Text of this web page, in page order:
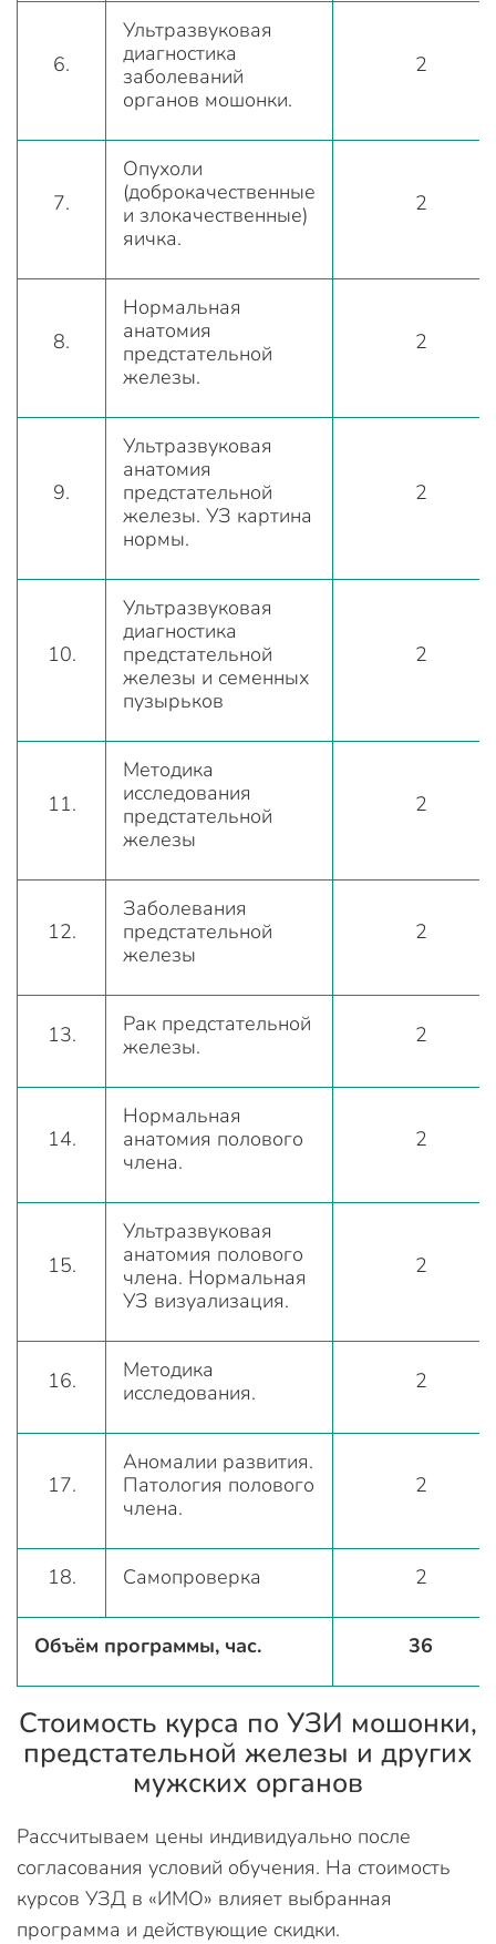
6.
Ультразвуковая
диагностика
заболеваний
органов мошонки.
2
7.
Опухоли
(доброкачественные
и злокачественные)
яичка.
2
8.
Нормальная
анатомия
предстательной
железы.
2
9.
Ультразвуковая
анатомия
предстательной
железы. УЗ картина
нормы.
2
10.
Ультразвуковая
диагностика
предстательной
железы и семенных
пузырьков
2
11.
Методика
исследования
предстательной
железы
2
12.
Заболевания
предстательной
железы
2
13.
Рак предстательной
железы.
2
14.
Нормальная
анатомия полового
члена.
2
15.
Ультразвуковая
анатомия полового
члена. Нормальная
УЗ визуализация.
2
16.
Методика
исследования.
2
17.
Аномалии развития.
Патология полового
члена.
2
18. Самопроверка 2
Объём программы, час. 36
Стоимость курса по УЗИ мошонки,
предстательной железы и других
мужских органов
Рассчитываем цены индивидуально после
согласования условий обучения. На стоимость
курсов УЗД в «ИМО» влияет выбранная
программа и действующие скидки.